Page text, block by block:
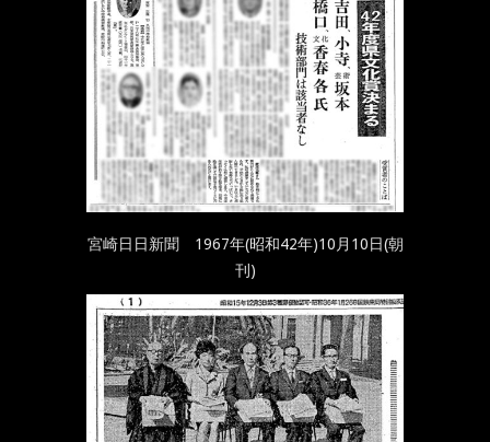
宮崎日日新聞 1967年(昭和42年)10月10日(朝
刊)